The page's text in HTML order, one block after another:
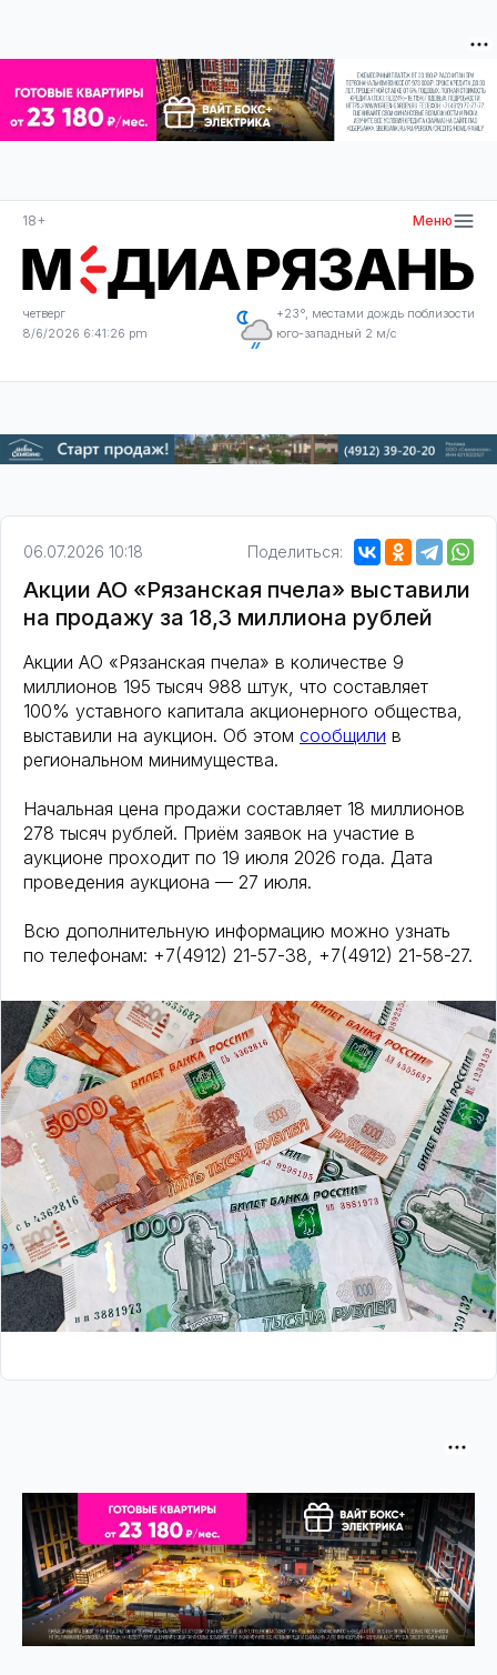
18+ Меню
четверг
8/6/2026 6:41:27 pm
+23°, местами дождь поблизости
юго-западный 2 м/с
06.07.2026 10:18 Поделиться:
Акции АО «Рязанская пчела» выставили
на продажу за 18,3 миллиона рублей
Акции АО «Рязанская пчела» в количестве 9
миллионов 195 тысяч 988 штук, что составляет
100% уставного капитала акционерного общества,
выставили на аукцион. Об этом сообщили в
региональном минимущества.
Начальная цена продажи составляет 18 миллионов
278 тысяч рублей. Приём заявок на участие в
аукционе проходит по 19 июля 2026 года. Дата
проведения аукциона — 27 июля.
Всю дополнительную информацию можно узнать
по телефонам: +7(4912) 21-57-38, +7(4912) 21-58-27.